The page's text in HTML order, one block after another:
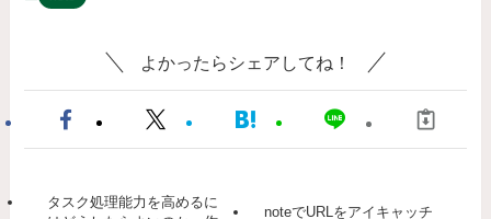
よかったらシェアしてね！
タスク処理能力を高めるに
noteでURLをアイキャッチ